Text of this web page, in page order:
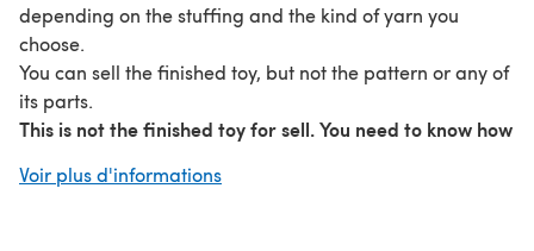
depending on the stuffing and the kind of yarn you
choose.
You can sell the finished toy, but not the pattern or any of
its parts.
This is not the finished toy for sell. You need to know how
El pulpo reversible está de moda, la manera más tierna
Voir plus d'informations